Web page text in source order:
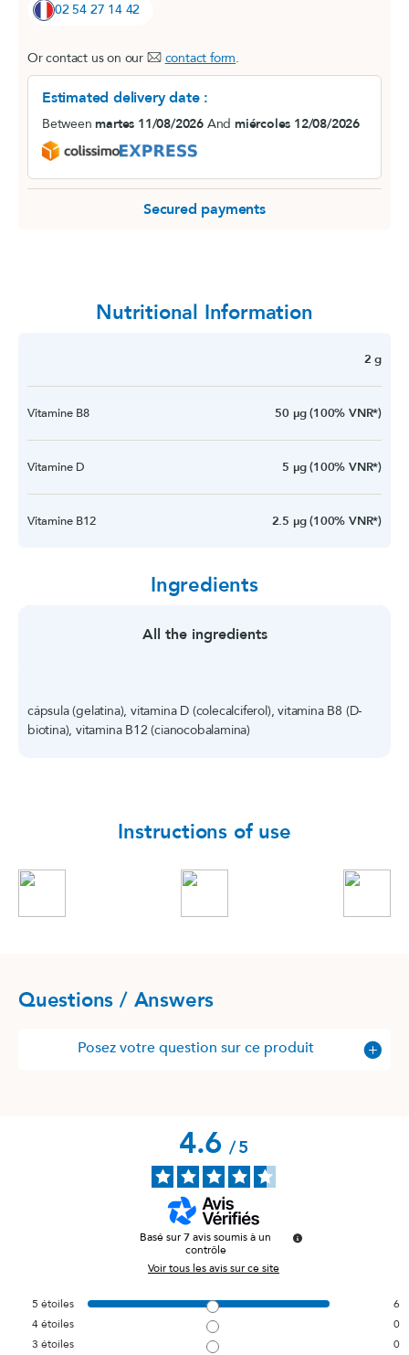
02 54 27 14 42
Or contact us on our contact form.
Estimated delivery date :
Betweenmartes 11/08/2026 Andmiércoles 12/08/2026
Secured payments
Nutritional Information
2 g
Vitamine B8 50 µg (100% VNR*)
Vitamine D 5 µg (100% VNR*)
Vitamine B12 2.5 µg (100% VNR*)
Ingredients
All the ingredients
cápsula (gelatina), vitamina D (colecalciferol), vitamina B8 (D-
biotina), vitamina B12 (cianocobalamina)
Instructions of use
Questions / Answers
Posez votre question sur ce produit
4.6/5
Basé sur7avis soumis à un
contrôle
Voir tous les avis sur ce site
5 étoiles
6
4étoiles
0
3 étoiles 0